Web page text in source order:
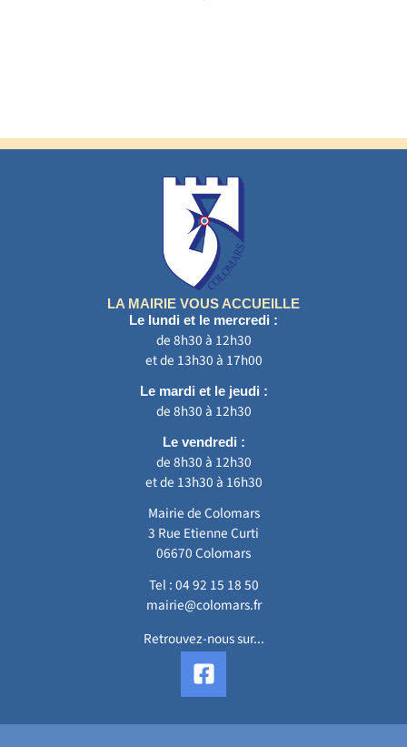
LA MAIRIE VOUS ACCUEILLE
Le lundi et le mercredi :
de 8h30 à 12h30
et de 13h30 à 17h00
Le mardi et le jeudi :
de 8h30 à 12h30
Le vendredi :
de 8h30 à 12h30
et de 13h30 à 16h30
Mairie de Colomars
3 Rue Etienne Curti
06670 Colomars
Tel :04 92 15 18 50
mairie@colomars.fr
Retrouvez-nous sur...
F
a
c
e